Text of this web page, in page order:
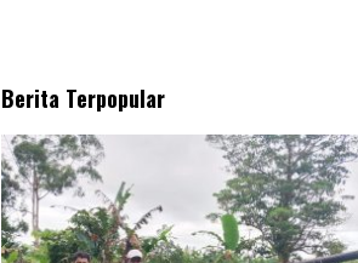
Berita Terpopular